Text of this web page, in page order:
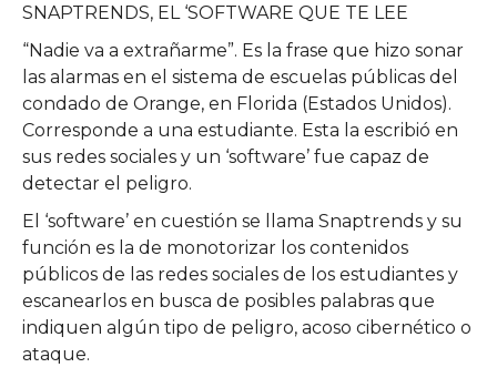
SNAPTRENDS, EL ‘SOFTWARE QUE TE LEE
“Nadie va a extrañarme”. Es la frase que hizo sonar
las alarmas en el sistema de escuelas públicas del
condado de Orange, en Florida (Estados Unidos).
Corresponde a una estudiante. Esta la escribió en
sus redes sociales y un ‘software’ fue capaz de
detectar el peligro.
El ‘software’ en cuestión se llama Snaptrends y su
función es la de monotorizar los contenidos
públicos de las redes sociales de los estudiantes y
escanearlos en busca de posibles palabras que
indiquen algún tipo de peligro, acoso cibernético o
ataque.